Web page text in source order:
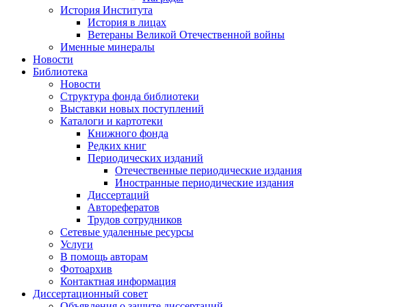
История Института
История в лицах
Ветераны Великой Отечественной войны
Именные минералы
Новости
Библиотека
Новости
Структура фонда библиотеки
Выставки новых поступлений
Каталоги и картотеки
Книжного фонда
Редких книг
Периодических изданий
Отечественные периодические издания
Иностранные периодические издания
Диссертаций
Авторефератов
Трудов сотрудников
Сетевые удаленные ресурсы
Услуги
В помощь авторам
Фотоархив
Контактная информация
Диссертационный совет